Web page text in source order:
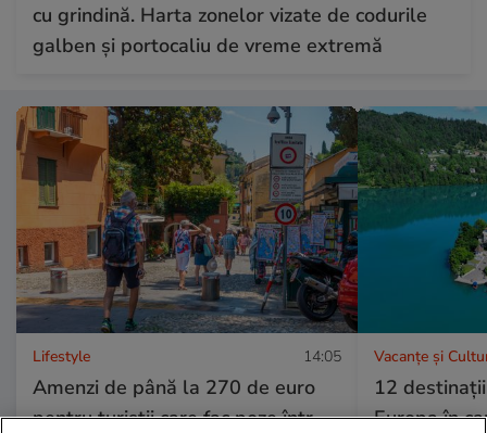
cu grindină. Harta zonelor vizate de codurile
galben și portocaliu de vreme extremă
Lifestyle 14:05
Amenzi de până la 270 de euro
pentru turiștii care fac poze într-
Vacanțe și
12
Europa în